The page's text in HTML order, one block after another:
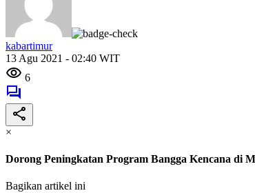
kabartimur
13 Agu 2021 - 02:40 WIT
6
×
Dorong Peningkatan Program Bangga Kencana di
Bagikan artikel ini